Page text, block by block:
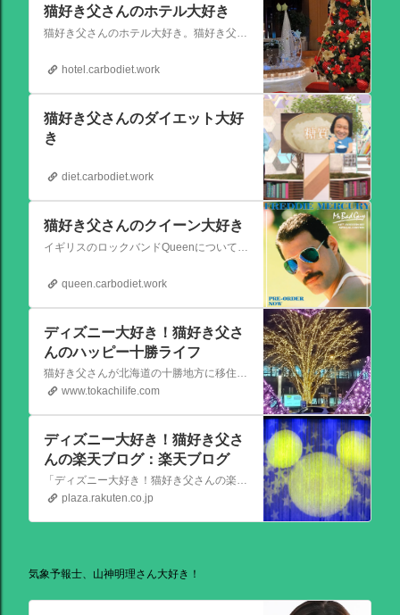
猫好き父さんのホテル大好き
猫好き父さんのホテル大好き。猫好き父さんが宿泊したホテルの情報を徒然なるままに書いていきます。
hotel.carbodiet.work
猫好き父さんのダイエット大好
き
diet.carbodiet.work
猫好き父さんのクイーン大好き
イギリスのロックバンドQueenについての情報をアップします。
queen.carbodiet.work
ディズニー大好き！猫好き父さ
んのハッピー十勝ライフ
猫好き父さんが北海道の十勝地方に移住しました。なれない北海道の暮らしについてお伝えします。
www.tokachilife.com
ディズニー大好き！猫好き父さ
んの楽天ブログ：楽天ブログ
「ディズニー大好き！猫好き父さんの楽天ブログ」にようこそ！ いろんなブログサービスが廃止になるなか満を持して楽天ブログをはじめようと思います。 よろしくお願いいたします。
plaza.rakuten.co.jp
気象予報士、山神明理さん大好き！